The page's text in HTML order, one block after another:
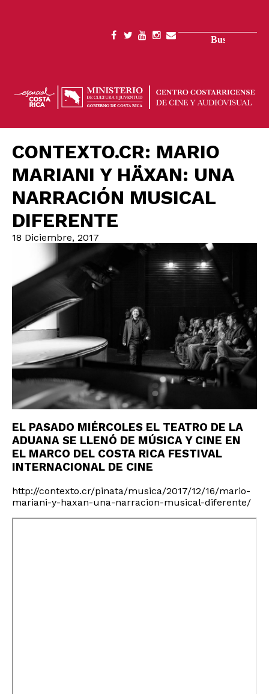
SOCIAL
CONTEXTO.CR: MARIO
MARIANI Y HÄXAN: UNA
NARRACIÓN MUSICAL
DIFERENTE
18 Diciembre, 2017
EL PASADO MIÉRCOLES EL TEATRO DE LA
ADUANA SE LLENÓ DE MÚSICA Y CINE EN
EL MARCO DEL COSTA RICA FESTIVAL
INTERNACIONAL DE CINE
http://contexto.cr/pinata/musica/2017/12/16/mario-
mariani-y-haxan-una-narracion-musical-diferente/